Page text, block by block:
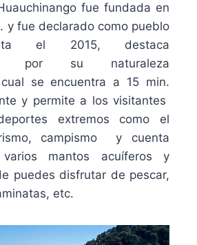
fue fundada en
y fue declarado como pueblo
el 2015, destaca
por su naturaleza
se encuentra a 15 min.
y permite a los visitantes
extremos como el
campismo y cuenta
mantos acuíferos y
puedes disfrutar de pescar,
etc.